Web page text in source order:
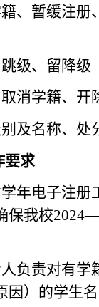
、暂缓注
级、留降
消学籍、开
及名称、处
要求
年电子注册
保我校2024—
负责对有学
因）的学生